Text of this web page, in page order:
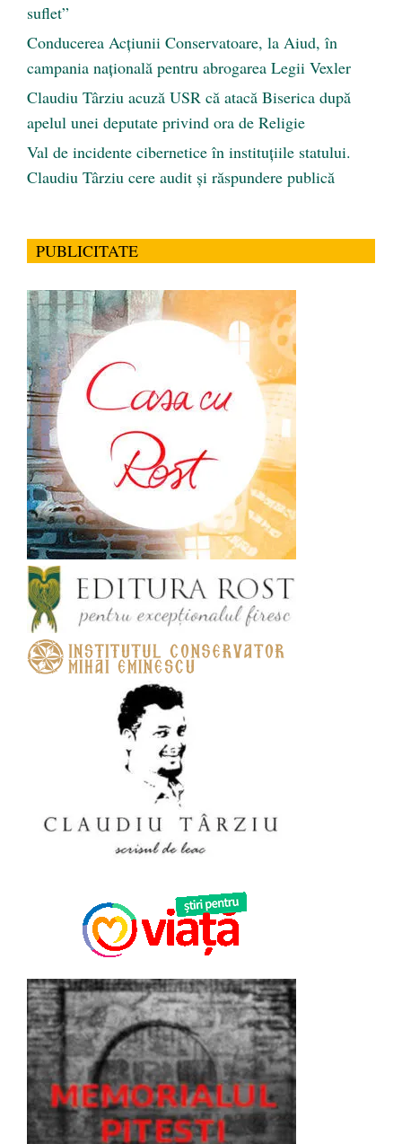
suflet”
Conducerea Acțiunii Conservatoare, la Aiud, în
campania națională pentru abrogarea Legii Vexler
Claudiu Târziu acuză USR că atacă Biserica după
apelul unei deputate privind ora de Religie
Val de incidente cibernetice în instituțiile statului.
Claudiu Târziu cere audit și răspundere publică
PUBLICITATE